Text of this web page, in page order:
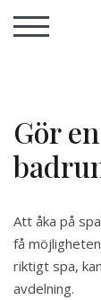
TOGGLE
Gör
Att åka på
få
riktigt spa,
avdelning.